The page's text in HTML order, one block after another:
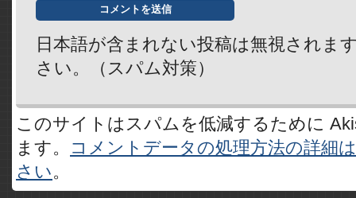
日本語が含まれない投稿は無視されま
さい。（スパム対策）
このサイトはスパムを低減するために
ます。
コメントデータの処理方法の詳細
さい。